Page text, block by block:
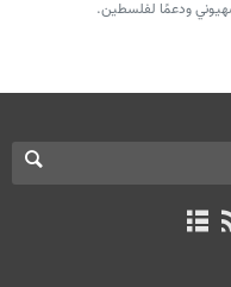
ودعمًا لفلسطين.